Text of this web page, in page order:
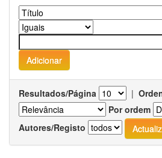
Resultados/Página |
Por ordem
Autores/Registo